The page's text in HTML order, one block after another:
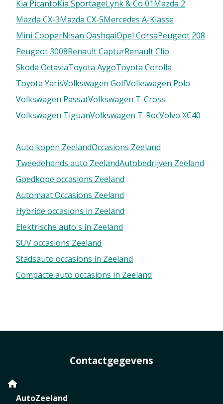
Kia PicantoKia SportageLynk & Co 01Mazda 2
Mazda CX-3Mazda CX-5Mercedes A-Klasse
Mini CooperNisan QashqaiOpel CorsaPeugeot 208
Peugeot 3008Renault CapturRenault Clio
Skoda OctaviaToyota AygoToyota Corolla
Toyota YarisVolkswagen GolfVolkswagen Polo
Volkswagen PassatVolkswagen T-Cross
Volkswagen TiguanVolkswagen T-RocVolvo XC40
Auto kopen ZeelandOccasions Zeeland
Tweedehands auto ZeelandAutobedrijven Zeeland
Goedkope occasions Zeeland
Automaat Occasions Zeeland
Hybride occasions in Zeeland
Elektrische auto's in Zeeland
SUV occasions Zeeland
Stadsauto occasions in Zeeland
Compacte auto occasions in Zeeland
Contactgegevens
AutoZeeland